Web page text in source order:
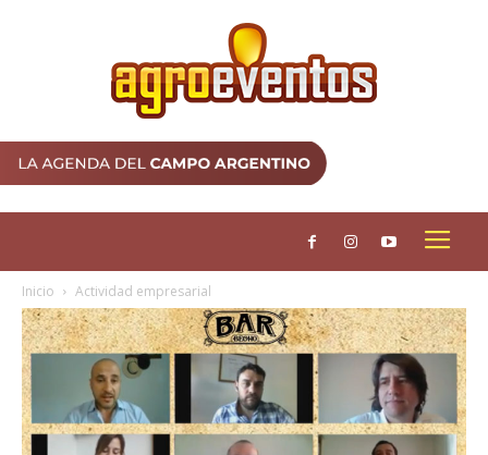
Inicio Actividad empresarial